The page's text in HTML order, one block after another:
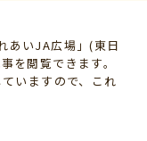
あいJA広場」(東日
を閲覧できます。
いますので、これ